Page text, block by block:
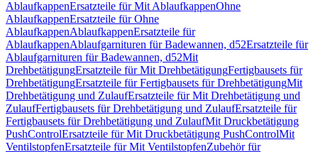
AblaufkappenErsatzteile für Mit AblaufkappenOhne
AblaufkappenErsatzteile für Ohne
AblaufkappenAblaufkappenErsatzteile für
AblaufkappenAblaufgarnituren für Badewannen, d52Ersatzteile für
Ablaufgarnituren für Badewannen, d52Mit
DrehbetätigungErsatzteile für Mit DrehbetätigungFertigbausets für
DrehbetätigungErsatzteile für Fertigbausets für DrehbetätigungMit
Drehbetätigung und ZulaufErsatzteile für Mit Drehbetätigung und
ZulaufFertigbausets für Drehbetätigung und ZulaufErsatzteile für
Fertigbausets für Drehbetätigung und ZulaufMit Druckbetätigung
PushControlErsatzteile für Mit Druckbetätigung PushControlMit
VentilstopfenErsatzteile für Mit VentilstopfenZubehör für